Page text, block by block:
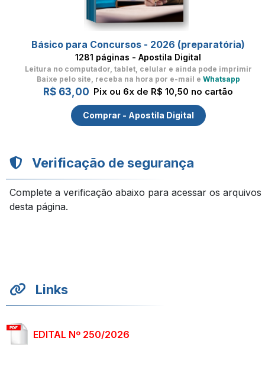
Básico para Concursos - 2026 (preparatória)
1281 páginas - Apostila Digital
Leitura no computador, tablet, celular e ainda pode imprimir
Baixe pelo site, receba na hora por e-mail e Whatsapp
R$ 63,00 Pix ou 6x de R$ 10,50 no cartão
Comprar - Apostila Digital
Verificação de segurança
Complete a verificação abaixo para acessar os arquivos
desta página.
Links
EDITAL Nº 250/2026